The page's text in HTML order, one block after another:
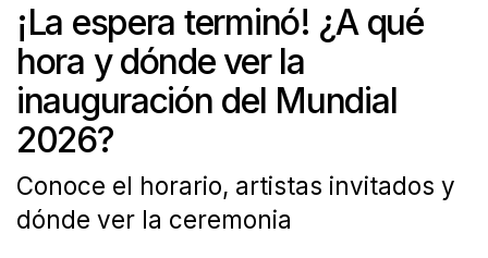
¡La espera terminó! ¿A qué
hora y dónde ver la
inauguración del Mundial
2026?
Conoce el horario, artistas invitados y
dónde ver la ceremonia